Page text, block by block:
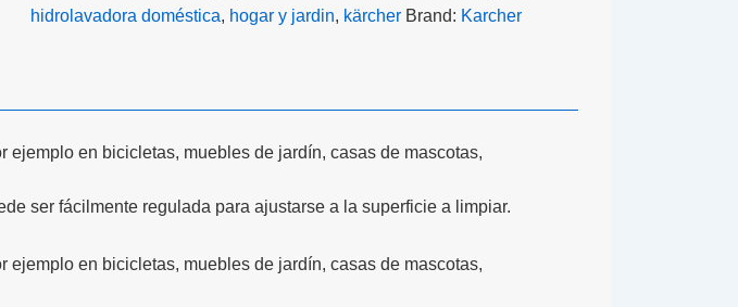
hidrolavadora doméstica, hogar y jardin, kärcher Brand: Karcher
en bicicletas, muebles de jardín, casas de mascotas,
ser fácilmente regulada para ajustarse a la superficie a limpiar.
en bicicletas, muebles de jardín, casas de mascotas,